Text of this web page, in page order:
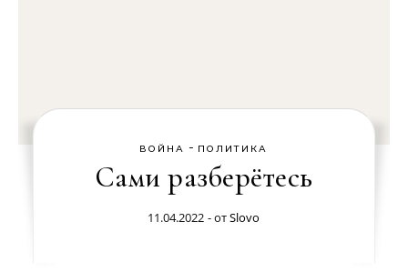
ВОЙНА - ПОЛИТИКА
Сами разберётесь
11.04.2022 - отSlovo